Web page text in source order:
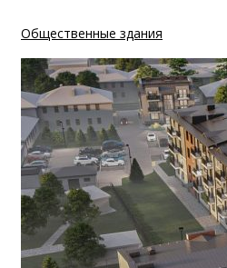
Общественные здания